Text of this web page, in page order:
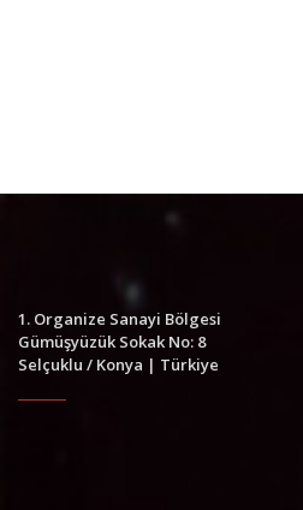
1. Organize Sanayi Bölgesi
Gümüşyüzük Sokak No: 8
Selçuklu / Konya | Türkiye